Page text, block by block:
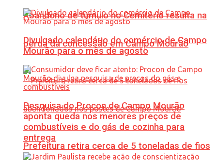
Abandono de túmulo no Cemitério resulta na
perda da concessão em Campo Mourão
Prefeitura retira cerca de 5 toneladas de fios
Divulgado calendário do comércio de Campo
Mourão para o mês de agosto
Pesquisa do Procon de Campo Mourão
aponta queda nos menores preços de
combustíveis e do gás de cozinha para
entrega